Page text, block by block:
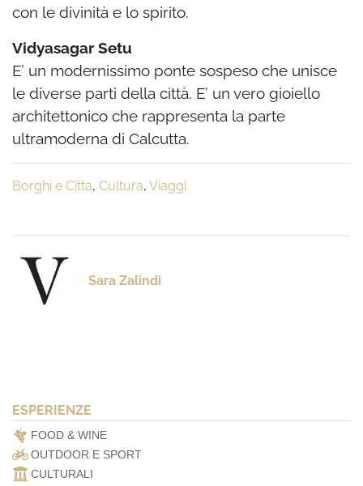
con le divinità e lo spirito.
Vidyasagar Setu
E’ un modernissimo ponte sospeso che unisce
le diverse parti della città. E’ un vero gioiello
architettonico che rappresenta la parte
ultramoderna di Calcutta.
Borghi e Citta, Cultura, Viaggi
Sara Zalindi
ESPERIENZE
FOOD & WINE
OUTDOOR E SPORT
CULTURALI